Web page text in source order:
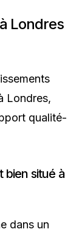
Londres
Londres,
qualité-
bien situé à
dans un